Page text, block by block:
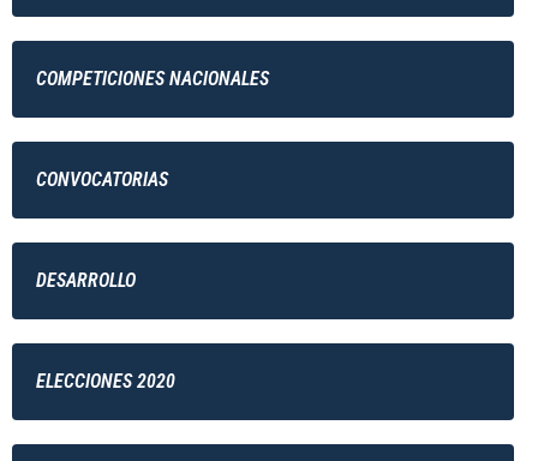
COMPETICIONES NACIONALES
CONVOCATORIAS
DESARROLLO
ELECCIONES 2020